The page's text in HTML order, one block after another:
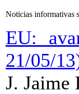
Noticias informativas
EU:
21/05/
J. Jaime